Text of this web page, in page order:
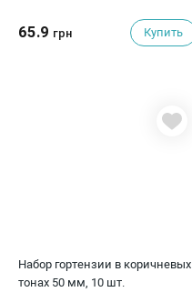
65.9 грн Купить
Набор гортензии в коричневых
тонах 50 мм, 10 шт.